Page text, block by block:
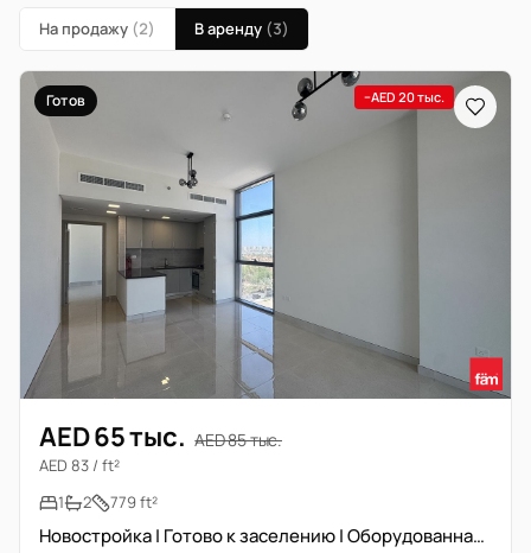
На продажу (2) В аренду (3)
Готов −AED 20 тыс.
AED 65 тыс. AED 85 тыс.
AED 83 / ft²
1
2 779 ft²
Новостройка | Готово к заселению | Оборудованная кухня